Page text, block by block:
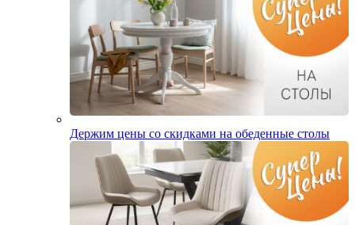
Держим цены со скидками на обеденные столы